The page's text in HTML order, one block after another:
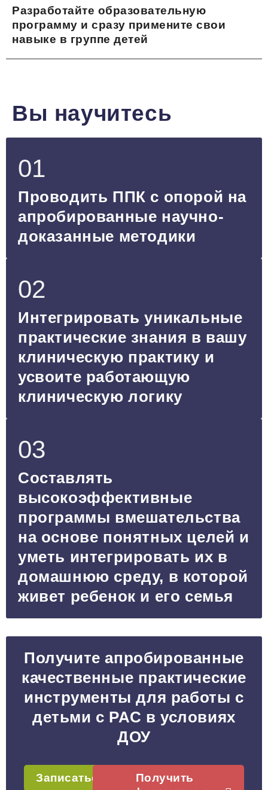
Разработайте образовательную
программу и сразу примените свои
навыке в группе детей
Вы научитесь
01
Проводить ППК с опорой на
апробированные научно-
доказанные методики
02
Интегрировать уникальные
практические знания в вашу
клиническую практику и
усвоите работающую
клиническую логику
03
Составлять
высокоэффективные
программы вмешательства
на основе понятных целей и
уметь интегрировать их в
домашнюю среду, в которой
живет ребенок и его семья
Получите апробированные
качественные практические
инструменты для работы с
детьми с РАС в условиях
ДОУ
Записаться
Получить